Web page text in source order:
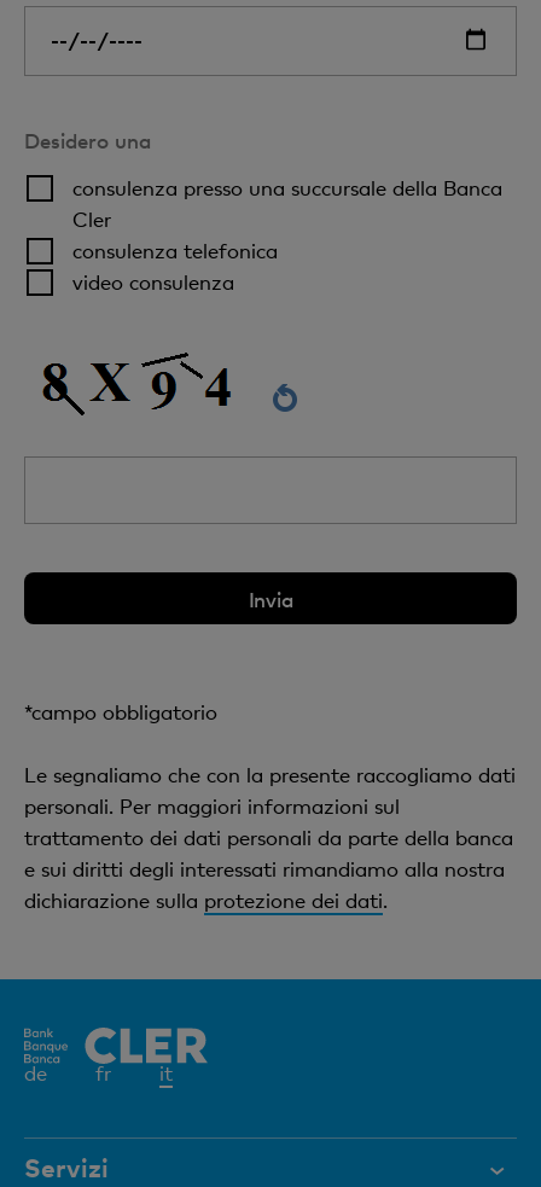
Desidero una
consulenza presso una succursale della Banca
Cler
consulenza telefonica
video consulenza
*campo obbligatorio
Le segnaliamo che con la presente raccogliamo dati
personali. Per maggiori informazioni sul
trattamento dei dati personali da parte della banca
e sui diritti degli interessati rimandiamo alla nostra
dichiarazione sulla protezione dei dati.
de fr itElemento
Servizi